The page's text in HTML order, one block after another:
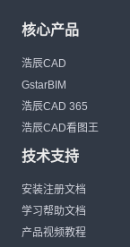
核心产品
浩辰CAD
GstarBIM
浩辰CAD 365
浩辰CAD看图王
技术支持
安装注册文档
学习帮助文档
产品视频教程